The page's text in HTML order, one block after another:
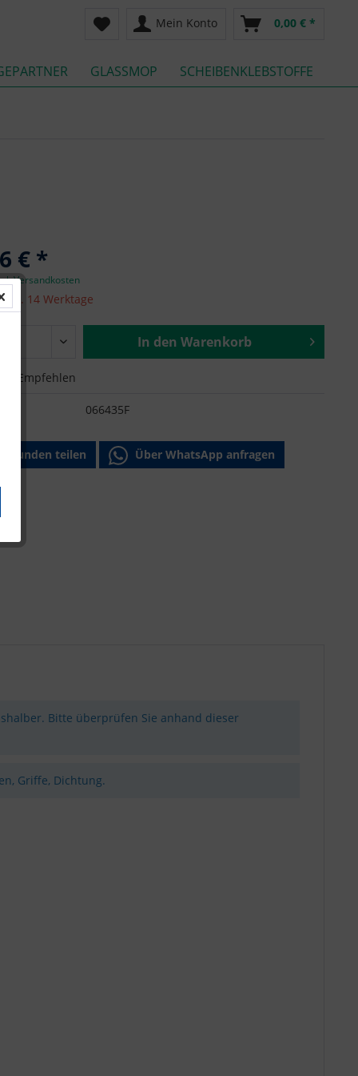
Mein Konto 0,00 € *
GLASSMOP SCHEIBENKLEBSTOFFE
€ *
Versandkosten
ca. 14 Werktage
In den Warenkorb
Empfehlen
066435F
teilen Über WhatsApp anfragen
Bitte überprüfen Sie anhand dieser
Griffe, Dichtung.